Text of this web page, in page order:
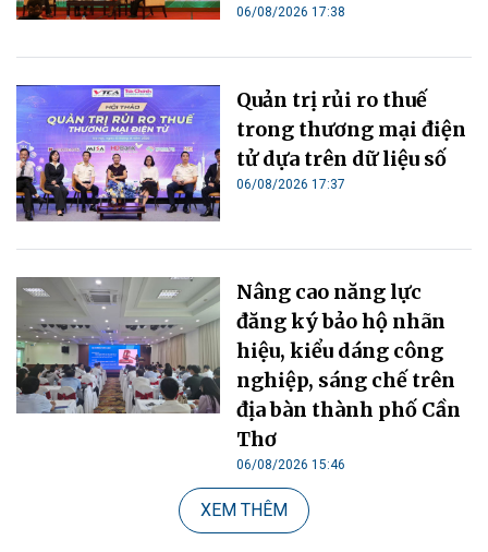
06/08/2026 17:38
Quản trị rủi ro thuế
trong thương mại điện
tử dựa trên dữ liệu số
06/08/2026 17:37
Nâng cao năng lực
đăng ký bảo hộ nhãn
hiệu, kiểu dáng công
nghiệp, sáng chế trên
địa bàn thành phố Cần
Thơ
06/08/2026 15:46
XEM THÊM